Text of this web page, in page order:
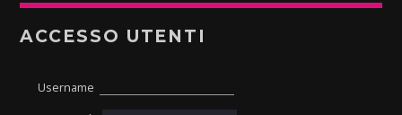
ACCESSO UTENTI
Username